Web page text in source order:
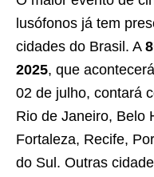
lusófonos já tem
cidades do Brasil. A
2025, que
02 de julho, contará
Rio de Janeiro, Belo
Fortaleza, Recife,
do Sul. Outras